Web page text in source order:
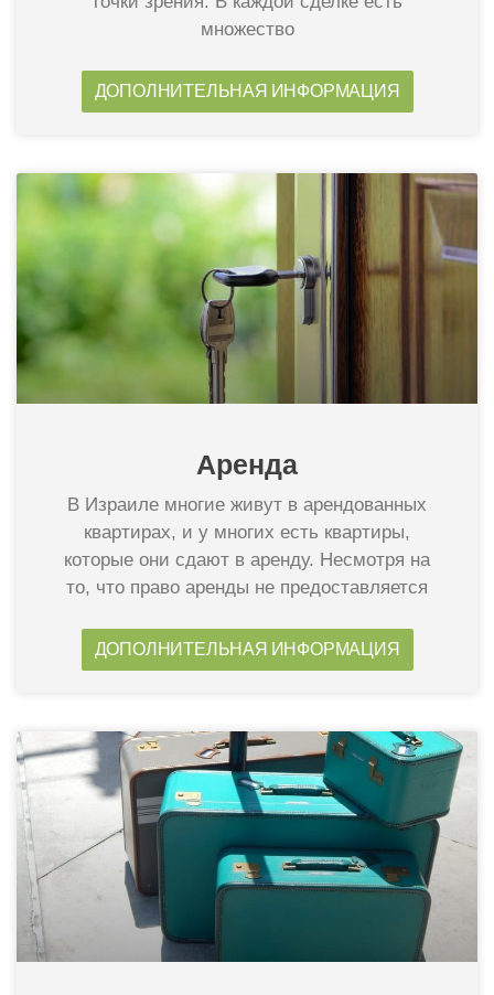
множество
ДОПОЛНИТЕЛЬНАЯ ИНФОРМАЦИЯ
Аренда
В Израиле многие живут в арендованных
квартирах, и у многих есть квартиры,
которые они сдают в аренду. Несмотря на
то, что право аренды не предоставляется
ДОПОЛНИТЕЛЬНАЯ ИНФОРМАЦИЯ